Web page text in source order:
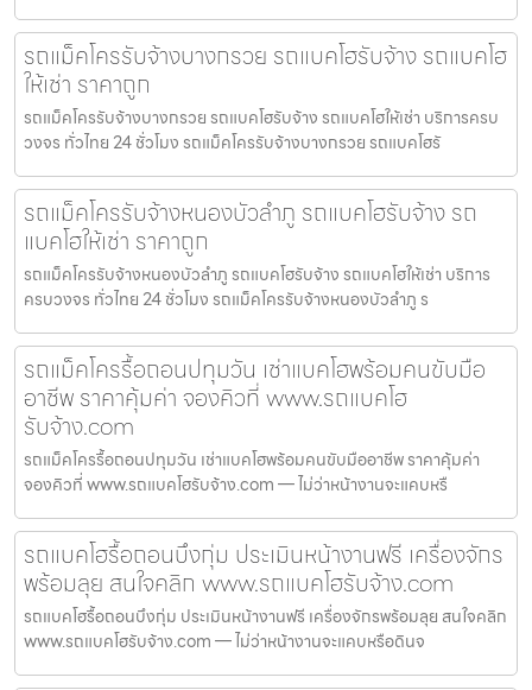
รถแม็คโครรับจ้างบางกรวย รถแบคโฮรับจ้าง รถแบคโฮ
ให้เช่า ราคาถูก
รถแม็คโครรับจ้างบางกรวย รถแบคโฮรับจ้าง รถแบคโฮให้เช่า บริการครบ
วงจร ทั่วไทย 24 ชั่วโมง รถแม็คโครรับจ้างบางกรวย รถแบคโฮรั
รถแม็คโครรับจ้างหนองบัวลำภู รถแบคโฮรับจ้าง รถ
แบคโฮให้เช่า ราคาถูก
รถแม็คโครรับจ้างหนองบัวลำภู รถแบคโฮรับจ้าง รถแบคโฮให้เช่า บริการ
ครบวงจร ทั่วไทย 24 ชั่วโมง รถแม็คโครรับจ้างหนองบัวลำภู ร
รถแม็คโครรื้อถอนปทุมวัน เช่าแบคโฮพร้อมคนขับมือ
อาชีพ ราคาคุ้มค่า จองคิวที่ www.รถแบคโฮ
รับจ้าง.com
รถแม็คโครรื้อถอนปทุมวัน เช่าแบคโฮพร้อมคนขับมืออาชีพ ราคาคุ้มค่า
จองคิวที่ www.รถแบคโฮรับจ้าง.com — ไม่ว่าหน้างานจะแคบหรื
รถแบคโฮรื้อถอนบึงกุ่ม ประเมินหน้างานฟรี เครื่องจักร
พร้อมลุย สนใจคลิก www.รถแบคโฮรับจ้าง.com
รถแบคโฮรื้อถอนบึงกุ่ม ประเมินหน้างานฟรี เครื่องจักรพร้อมลุย สนใจคลิก
www.รถแบคโฮรับจ้าง.com — ไม่ว่าหน้างานจะแคบหรือดินจ